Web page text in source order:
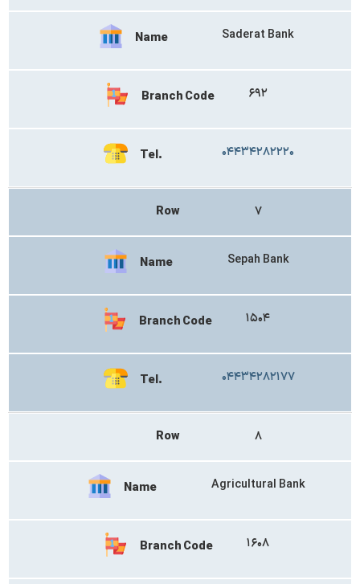
Name Saderat Bank
Branch Code ۶۹۲
Tel. ۰۴۴۳۴۲۸۲۲۲۰
Row ۷
Name Sepah Bank
Branch Code ۱۵۰۴
Tel. ۰۴۴۳۴۲۸۲۱۷۷
Row ۸
Name Agricultural Bank
Branch Code ۱۶۰۸